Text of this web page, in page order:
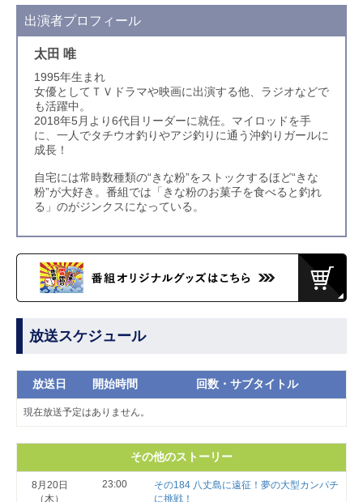
出演者プロフィール
太田 唯
1995年生まれ
女優としてＴＶドラマや映画に出演する他、ラジオなどで
も活躍中。
2018年5月より6代目リーダーに就任。マイロッドを手
に、一人でタチウオ釣りやアジ釣りに通う沖釣りガールに
成長！
自宅には常時数種類の“きな粉”をストックするほど“きな
粉”が大好き。番組では「きな粉のお菓子を食べると釣れ
る」のがジンクスになっている。
放送スケジュール
放送日 開始時間 回数・サブタイトル
現在放送予定はありません。
その他のストーリー
8月20日
（木）
23:00
その184 八丈島に遠征！夢の大型カンパチ
に挑戦！